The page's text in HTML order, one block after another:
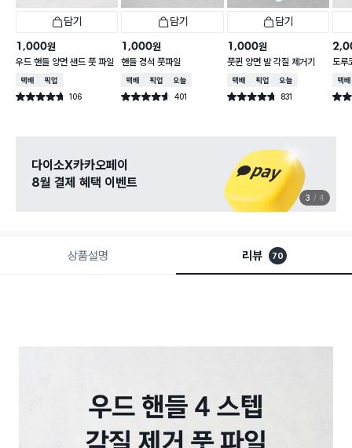
담기
1,000원
우드 핸들 양면 샌드 풋 파일
택배배송매장픽업
별점 4.7점 106
건 작성
담기
1,000원
핸들 경석 풋파일
택배배송매장픽업오늘배송
별점 4.6점 401
건 작성
담기
1,000원
풋퀸 양면 발 각질 제거기
택배배송매장픽업오늘배송
별점 4.7점 831
건 작성
도루
택배
별점
다이소X카카오페이
8월 결제 혜택 이벤트
3 4
상품설명 리뷰 70